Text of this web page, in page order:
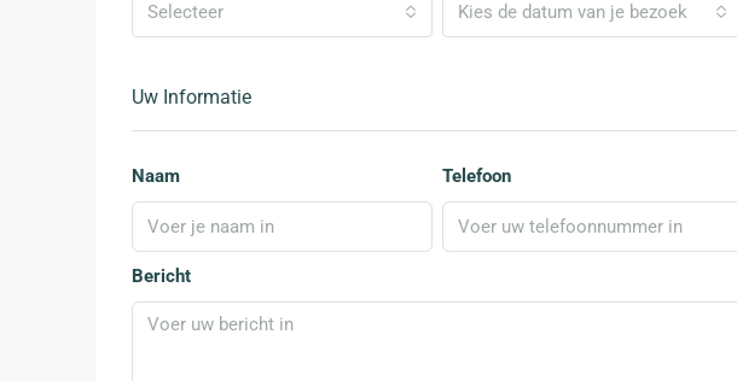
Selecteer Kies de datum van je bezoek
Uw Informatie
Naam Telefoon
Bericht